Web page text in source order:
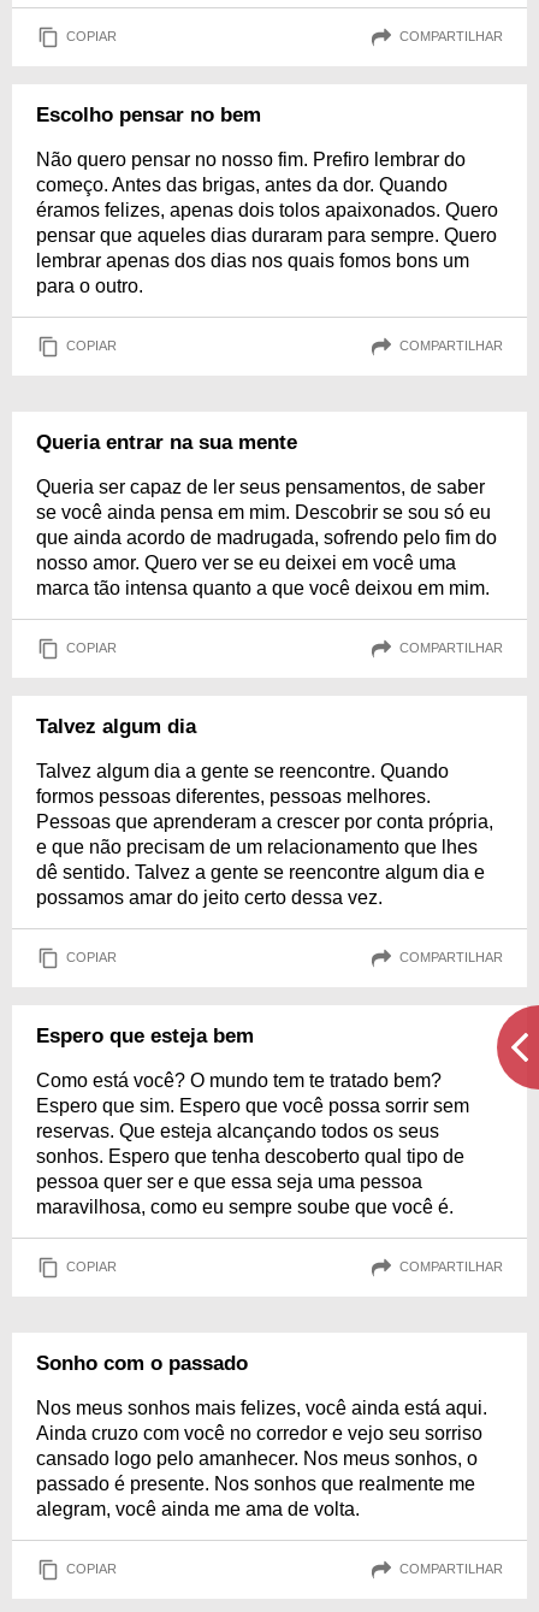
COPIAR COMPARTILHAR
Escolho pensar no bem
Não quero pensar no nosso fim. Prefiro lembrar do
começo. Antes das brigas, antes da dor. Quando
éramos felizes, apenas dois tolos apaixonados. Quero
pensar que aqueles dias duraram para sempre. Quero
lembrar apenas dos dias nos quais fomos bons um
para o outro.
COPIAR COMPARTILHAR
Queria entrar na sua mente
Queria ser capaz de ler seus pensamentos, de saber
se você ainda pensa em mim. Descobrir se sou só eu
que ainda acordo de madrugada, sofrendo pelo fim do
nosso amor. Quero ver se eu deixei em você uma
marca tão intensa quanto a que você deixou em mim.
COPIAR COMPARTILHAR
Talvez algum dia
Talvez algum dia a gente se reencontre. Quando
formos pessoas diferentes, pessoas melhores.
Pessoas que aprenderam a crescer por conta própria,
e que não precisam de um relacionamento que lhes
dê sentido. Talvez a gente se reencontre algum dia e
possamos amar do jeito certo dessa vez.
COPIAR COMPARTILHAR
Espero que esteja bem
Como está você? O mundo tem te tratado bem?
Espero que sim. Espero que você possa sorrir sem
reservas. Que esteja alcançando todos os seus
sonhos. Espero que tenha descoberto qual tipo de
pessoa quer ser e que essa seja uma pessoa
maravilhosa, como eu sempre soube que você é.
COPIAR COMPARTILHAR
Sonho com o passado
Nos meus sonhos mais felizes, você ainda está aqui.
Ainda cruzo com você no corredor e vejo seu sorriso
cansado logo pelo amanhecer. Nos meus sonhos, o
passado é presente. Nos sonhos que realmente me
alegram, você ainda me ama de volta.
COPIAR COMPARTILHAR